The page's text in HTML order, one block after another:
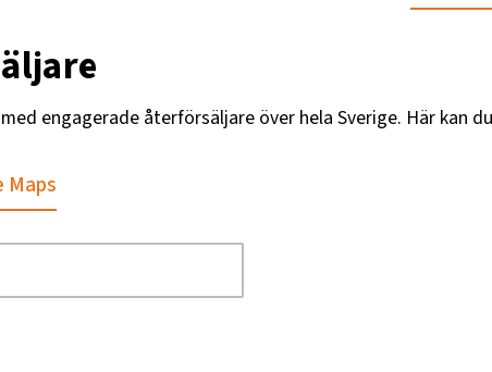
engagerade återförsäljare över hela Sverige. Här kan
Maps